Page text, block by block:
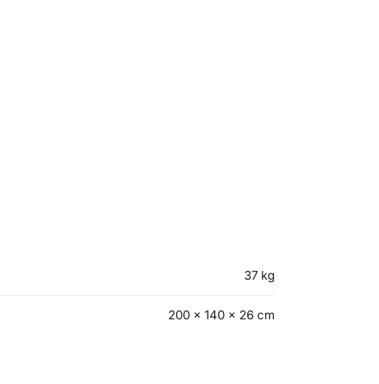
37 kg
200 × 140 × 26 cm